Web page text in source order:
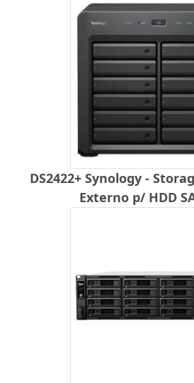
DS2422+ Synology -
Externo p/ HDD